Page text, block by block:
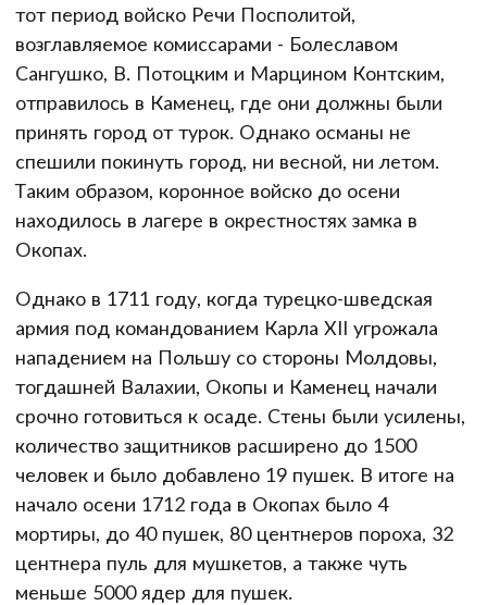
тот период войско Речи Посполитой,
возглавляемое комиссарами - Болеславом
Сангушко, В. Потоцким и Марцином Контским,
отправилось в Каменец, где они должны были
принять город от турок. Однако османы не
спешили покинуть город, ни весной, ни летом.
Таким образом, коронное войско до осени
находилось в лагере в окрестностях замка в
Окопах.
Однако в 1711 году, когда турецко-шведская
армия под командованием Карла XII угрожала
нападением на Польшу со стороны Молдовы,
тогдашней Валахии, Окопы и Каменец начали
срочно готовиться к осаде. Стены были усилены,
количество защитников расширено до 1500
человек и было добавлено 19 пушек. В итоге на
начало осени 1712 года в Окопах было 4
мортиры, до 40 пушек, 80 центнеров пороха, 32
центнера пуль для мушкетов, а также чуть
меньше 5000 ядер для пушек.